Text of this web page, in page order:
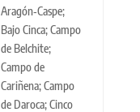
Aragón‑Caspe;
Bajo Cinca; Campo
de Belchite;
Campo de
Cariñena; Campo
de Daroca; Cinco